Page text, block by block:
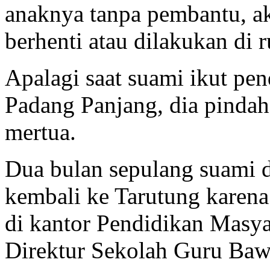
anaknya tanpa pembantu,
berhenti atau dilakukan di
Apalagi saat suami ikut
Padang Panjang, dia
mertua.
Dua bulan sepulang suami
kembali ke Tarutung
di kantor Pendidikan
Direktur Sekolah Guru